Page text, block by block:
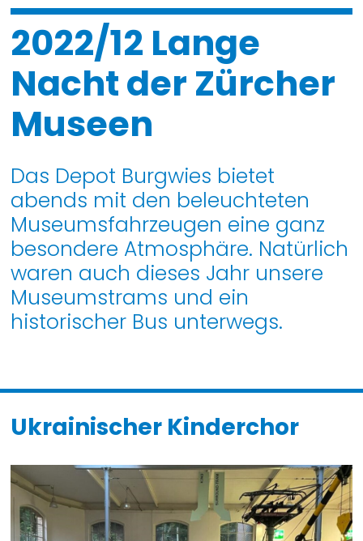
2022/12 Lange
Nacht der Zürcher
Museen
Das Depot Burgwies bietet
abends mit den beleuchteten
Museumsfahrzeugen eine ganz
besondere Atmosphäre. Natürlich
waren auch dieses Jahr unsere
Museumstrams und ein
historischer Bus unterwegs.
Ukrainischer Kinderchor